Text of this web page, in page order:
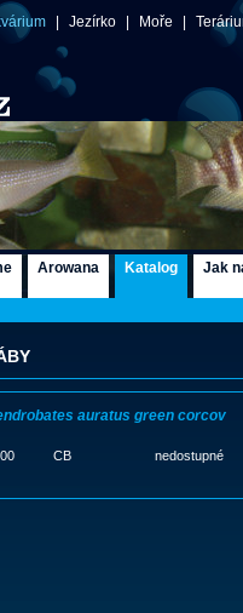
Jezírko Moře
Arowana Katalog Jak
auratus green corcov
CB nedostupné